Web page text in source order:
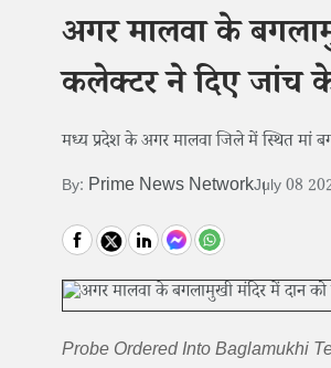
अगर मालवा के
कलेक्टर ने दिए
मध्य प्रदेश के अगर मालवा जिले में स्थित मां
By: Prime News NetworkJuly 08
Probe Ordered Into Baglamukhi